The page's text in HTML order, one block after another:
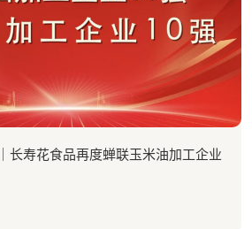
长寿花食品再度蝉联玉米油加工企业